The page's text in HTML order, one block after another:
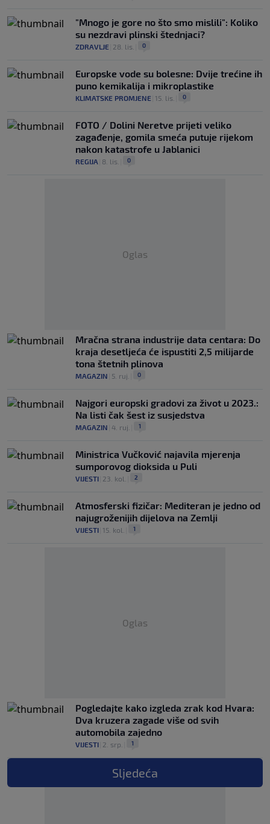
"Mnogo je gore no što smo mislili": Koliko
su nezdravi plinski štednjaci?
ZDRAVLJE 28. lis. 0
Europske vode su bolesne: Dvije trećine ih
puno kemikalija i mikroplastike
KLIMATSKE PROMJENE 15. lis. 0
FOTO / Dolini Neretve prijeti veliko
zagađenje, gomila smeća putuje rijekom
nakon katastrofe u Jablanici
REGIJA 8. lis. 0
Oglas
Mračna strana industrije data centara: Do
kraja desetljeća će ispustiti 2,5 milijarde
tona štetnih plinova
MAGAZIN 5. ruj. 0
Najgori europski gradovi za život u 2023.:
Na listi čak šest iz susjedstva
MAGAZIN 4. ruj. 1
Ministrica Vučković najavila mjerenja
sumporovog dioksida u Puli
VIJESTI 23. kol. 2
Atmosferski fizičar: Mediteran je jedno od
najugroženijih dijelova na Zemlji
VIJESTI 15. kol. 1
Oglas
Pogledajte kako izgleda zrak kod Hvara:
Dva kruzera zagade više od svih
automobila zajedno
VIJESTI 2. srp. 1
Sljedeća